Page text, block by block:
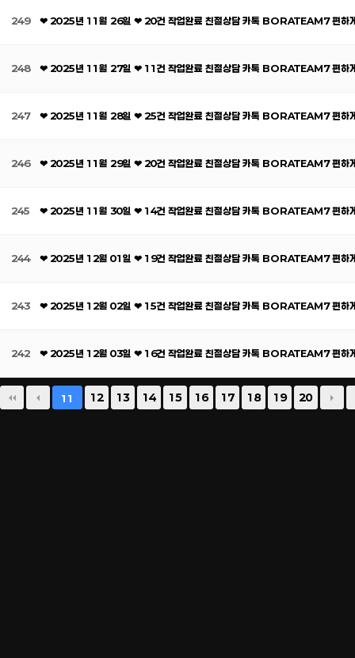
249 ❤ 2025년 11월 26일 ❤ 20건 작업완료 친절상담 카톡 BORATEAM7 편하
248 ❤ 2025년 11월 27일 ❤ 11건 작업완료 친절상담 카톡 BORATEAM7 편하
247 ❤ 2025년 11월 28일 ❤ 25건 작업완료 친절상담 카톡 BORATEAM7 편하
246 ❤ 2025년 11월 29일 ❤ 20건 작업완료 친절상담 카톡 BORATEAM7 편하
245 ❤ 2025년 11월 30일 ❤ 14건 작업완료 친절상담 카톡 BORATEAM7 편하
244 ❤ 2025년 12월 01일 ❤ 19건 작업완료 친절상담 카톡 BORATEAM7 편하
243 ❤ 2025년 12월 02일 ❤ 15건 작업완료 친절상담 카톡 BORATEAM7 편하
242 ❤ 2025년 12월 03일 ❤ 16건 작업완료 친절상담 카톡 BORATEAM7 편하
11 12 13 14 15 16 17 18 19 20